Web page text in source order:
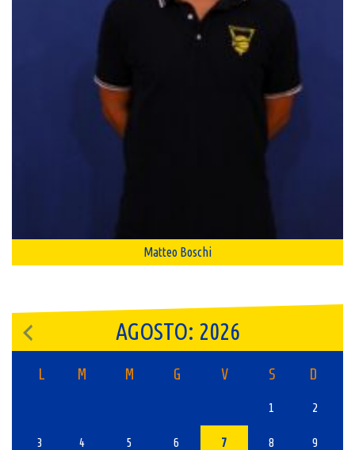
Matteo Boschi
AGOSTO: 2026
L M M G V S D
1 2
3 4 5 6 7 8 9